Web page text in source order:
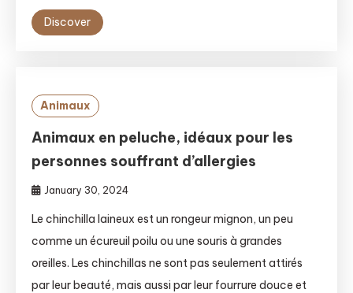
Discover
Animaux
Animaux en peluche, idéaux pour les
personnes souffrant d’allergies
January 30, 2024
Le chinchilla laineux est un rongeur mignon, un peu
comme un écureuil poilu ou une souris à grandes
oreilles. Les chinchillas ne sont pas seulement attirés
par leur beauté, mais aussi par leur fourrure douce et